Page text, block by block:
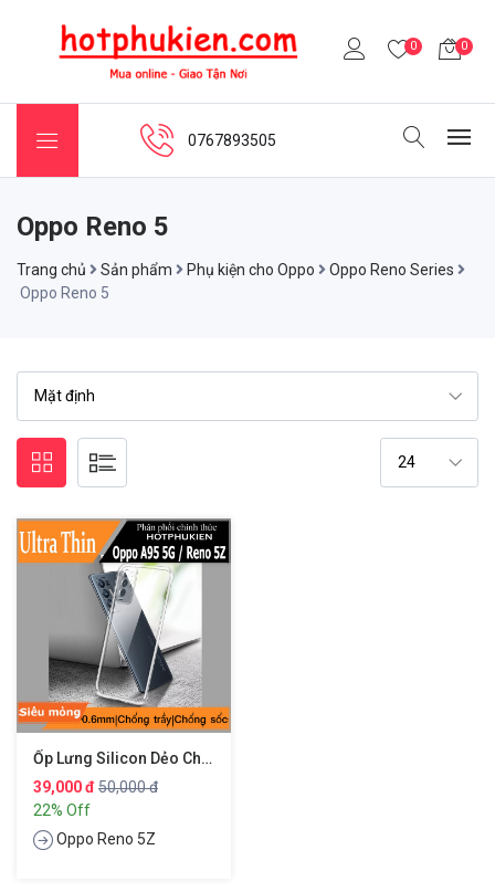
0 0
0767893505
Oppo Reno 5
Trang chủ Sản phẩm Phụ kiện cho Oppo
Oppo Reno Series
Oppo Reno 5
Ốp Lưng Silicon Dẻo Cho Oppo Reno 5Z / F19 Pro Plus / A94 5G / A95 5G Hiệu Ultra Thin
39,000 đ 50,000 đ
22% Off
Oppo Reno 5Z